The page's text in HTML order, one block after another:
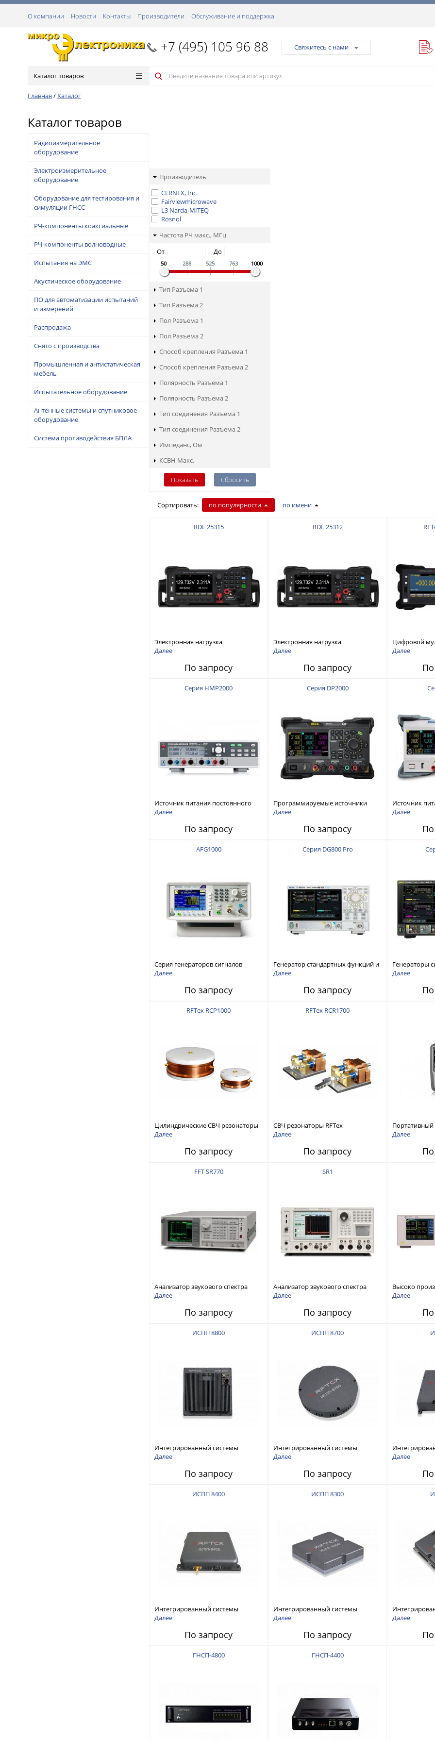
О компании Новости Контакты Производители Обслуживание и поддержка
+7 (495) 105 96 88 Свяжитесь с нами
Каталог товаров
Главная / Каталог
Каталог товаров
Радиоизмерительное
оборудование
Электроизмерительное
оборудование
Оборудование для тестирования и
симуляции ГНСС
РЧ-компоненты коаксиальные
РЧ-компоненты волноводные
Испытания на ЭМС
Акустическое оборудование
ПО для автоматизации испытаний
и измерений
Распродажа
Снято с производства
Промышленная и антистатическая
мебель
Испытательное оборудование
Антенные системы и спутниковое
оборудование
Система противодействия БПЛА
Производитель
CERNEX, Inc.
Fairviewmicrowave
L3 Narda-MITEQ
Rosnol
Частота РЧ макс., МГц
От
До
50 288 525 763 1000
Тип Разъема 1
Тип Разъема 2
Пол Разъема 1
Пол Разъема 2
Способ крепления Разъема 1
Способ крепления Разъема 2
Полярность Разъема 1
Полярность Разъема 2
Тип соединения Разъема 1
Тип соединения Разъема 2
Импеданс, Ом
КСВН Макс.
Сортировать: по популярности по имени
RDL 25315
Электронная нагрузка
постоянного тока, одноканальная,
Далее
По запросу
RDL 25312
Электронная нагрузка
постоянного тока, одноканальная,
Далее
По запросу
Цифровой
разрядностью
Далее
По
Серия HMP2000
Источник питания постоянного
тока
Далее
По запросу
Серия DP2000
Программируемые источники
питания постоянного тока с
Далее
По запросу
Источник
тока с
Далее
По
AFG1000
Серия генераторов сигналов
произвольной формы и
Далее
По запросу
Серия DG800 Pro
Генератор стандартных функций и
сигналов произвольной формы
Далее
По запросу
Генераторы
Далее
По
RFTex RCP1000
Цилиндрические СВЧ резонаторы
RFTex RCP1000
Далее
По запросу
RFTex RCR1700
СВЧ резонаторы RFTex
RCR1700 для тонких листов
Далее
По запросу
анализатор
до 26,5 ГГц
Далее
По
FFT SR770
Анализатор звукового спектра
Stanford Research Systems FFT
Далее
По запросу
SR1
Анализатор звукового спектра
Stanford Research Systems SR1
Далее
По запросу
Высоко
Далее
По
ИСПП 8800
Интегрированный системы
защиты от ГНСС-помех RFТех
Далее
По запросу
ИСПП 8700
Интегрированный системы
защиты от ГНСС-помех RFТех
Далее
По запросу
защиты от
Далее
По
ИСПП 8400
Интегрированный системы
защиты от ГНСС-помех RFТех
Далее
По запросу
ИСПП 8300
Интегрированный системы
защиты от ГНСС-помех RFТех
Далее
По запросу
защиты от
Далее
По
ГНСП-4800 ГНСП-4400